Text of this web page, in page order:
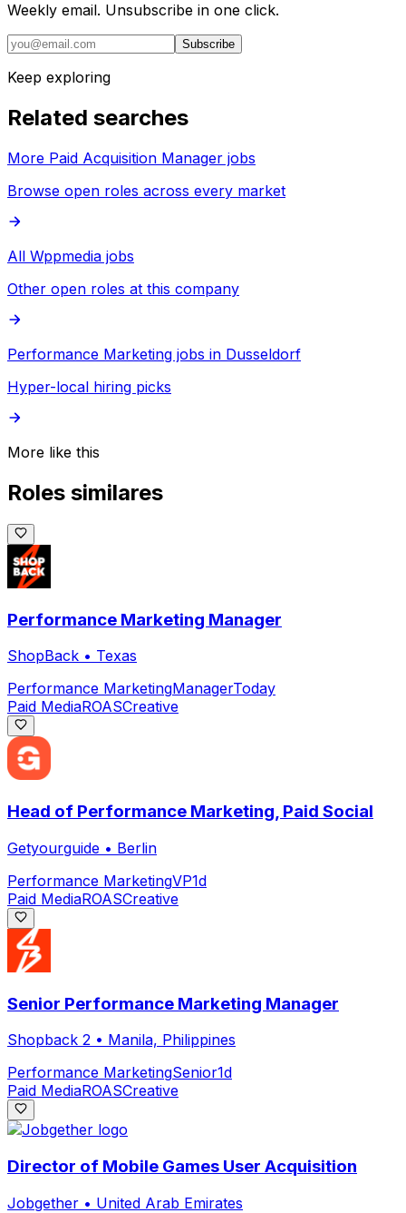
Weekly email. Unsubscribe in one click.
Subscribe
Keep exploring
Related searches
More Paid Acquisition Manager jobs
Browse open roles across every market
All Wppmedia jobs
Other open roles at this company
Performance Marketing jobs in Dusseldorf
Hyper-local hiring picks
More like this
Roles similares
Performance Marketing Manager
ShopBack • Texas
Performance MarketingManagerToday
Paid MediaROASCreative
Head of Performance Marketing, Paid Social
Getyourguide • Berlin
Performance MarketingVP1d
Paid MediaROASCreative
Senior Performance Marketing Manager
Shopback 2 • Manila, Philippines
Performance MarketingSenior1d
Paid MediaROASCreative
Director of Mobile Games User Acquisition
Jobgether • United Arab Emirates